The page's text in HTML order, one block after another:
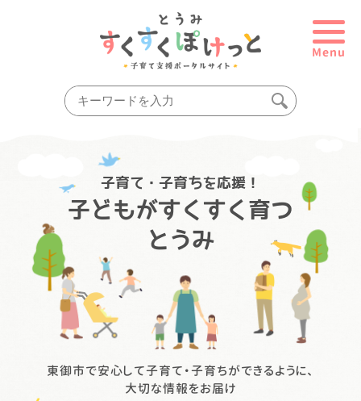
Menu
子育て・子育ちを応援！
子どもがすくすく育つ
とうみ
東御市で安心して子育て・子育ちができるように、
大切な情報をお届け